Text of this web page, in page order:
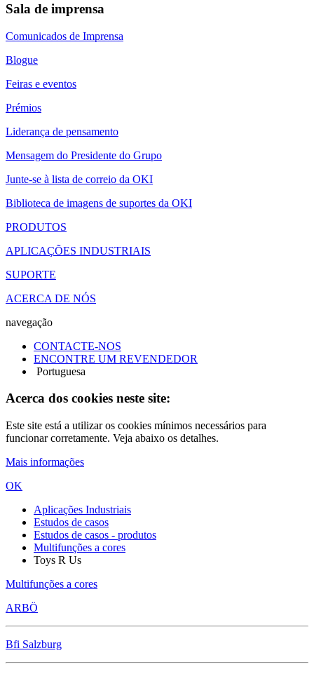
Sala de imprensa
Comunicados de Imprensa
Blogue
Feiras e eventos
Prémios
Liderança de pensamento
Mensagem do Presidente do Grupo
Junte-se à lista de correio da OKI
Biblioteca de imagens de suportes da OKI
PRODUTOS
APLICAÇÕES INDUSTRIAIS
SUPORTE
ACERCA DE NÓS
navegação
CONTACTE-NOS
ENCONTRE UM REVENDEDOR
Portuguesa
Acerca dos cookies neste site:
Este site está a utilizar os cookies mínimos necessários para
funcionar corretamente. Veja abaixo os detalhes.
Mais informações
OK
Aplicações Industriais
Estudos de casos
Estudos de casos - produtos
Multifunções a cores
Toys R Us
Multifunções a cores
ARBÖ
Bfi Salzburg